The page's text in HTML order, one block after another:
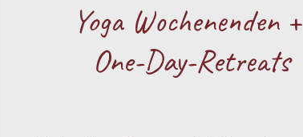
Yoga Wochenenden +
One-Day-Retreats